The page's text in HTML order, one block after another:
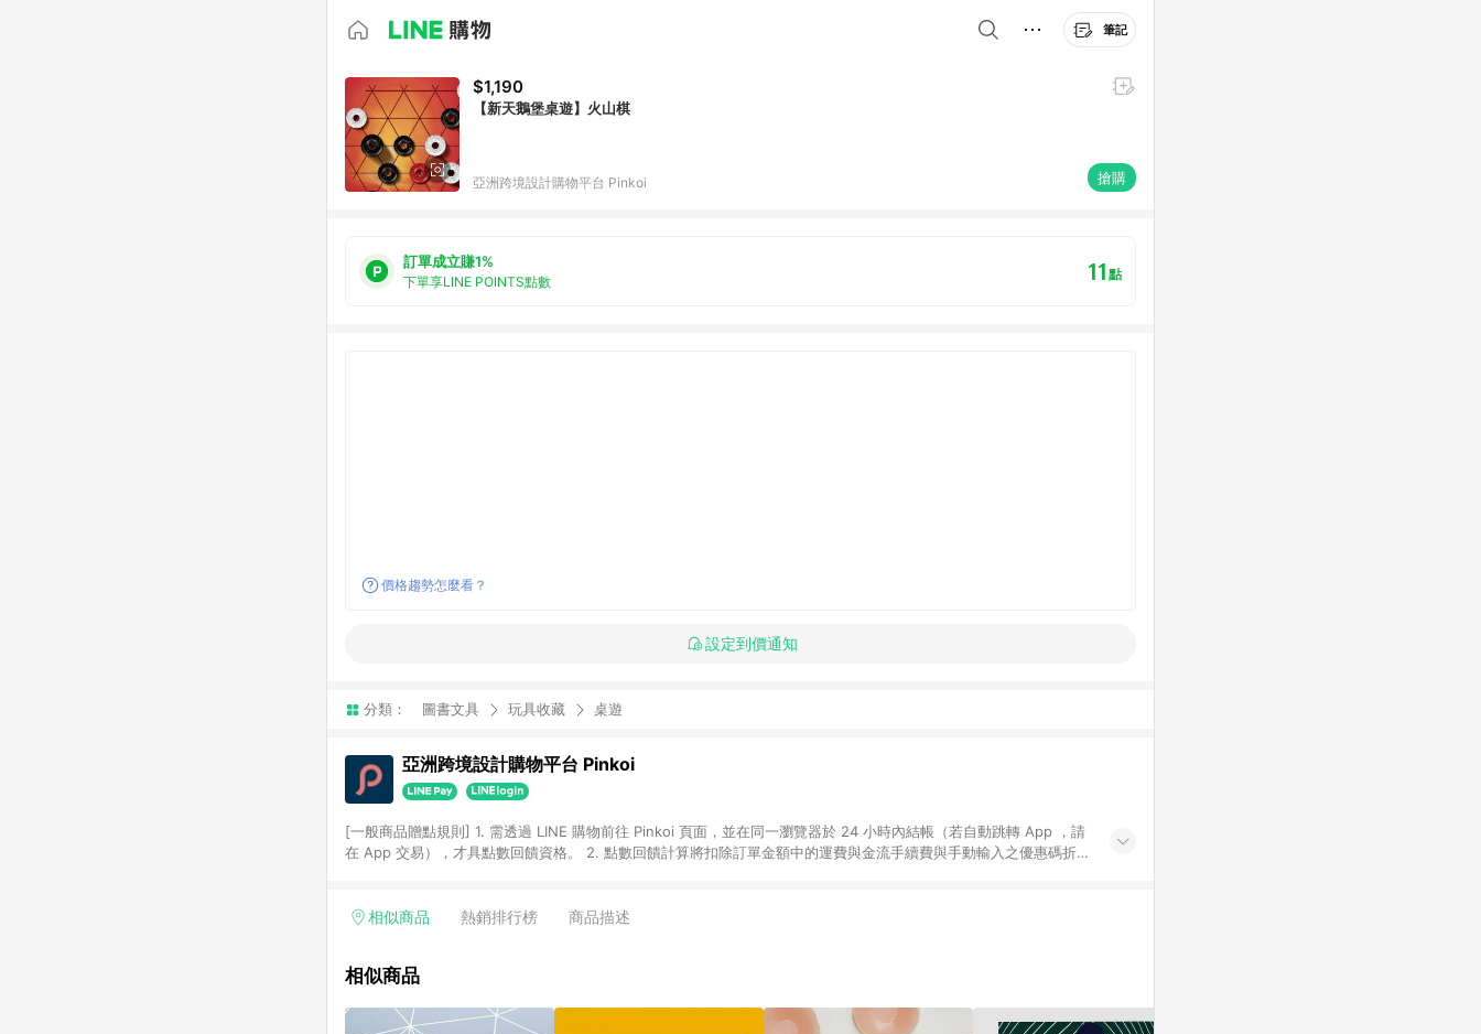
筆記
$1,190
【新天鵝堡桌遊】火山棋
亞洲跨境設計購物平台 Pinkoi 搶購
訂單成立賺1%
下單享LINE POINTS點數 11點
價格趨勢怎麼看？
設定到價通知
分類： 圖書文具 玩具收藏 桌遊
亞洲跨境設計購物平台 Pinkoi
[一般商品贈點規則] 1. 需透過 LINE 購物前往 Pinkoi 頁面，並在同一瀏覽器於 24 小時內結帳（若自動跳轉 App ，請
在 App 交易），才具點數回饋資格。 2. 點數回饋計算將扣除訂單金額中的運費與金流手續費與手動輸入之優惠碼折
格，部分退款不在此限。 6. APP 請更新至Android v4.6.0 / iOS v4.1.5 以上才具贈點資格。 7. 點數將於出貨後 45 天
使用規則請以點數紅包活動說明為準。 11. 若於 LINE 購物前往 Pinkoi 頁面後才首次下載 Pinkoi APP 並完成訂單，不
相似商品 熱銷排行榜 商品描述
相似商品